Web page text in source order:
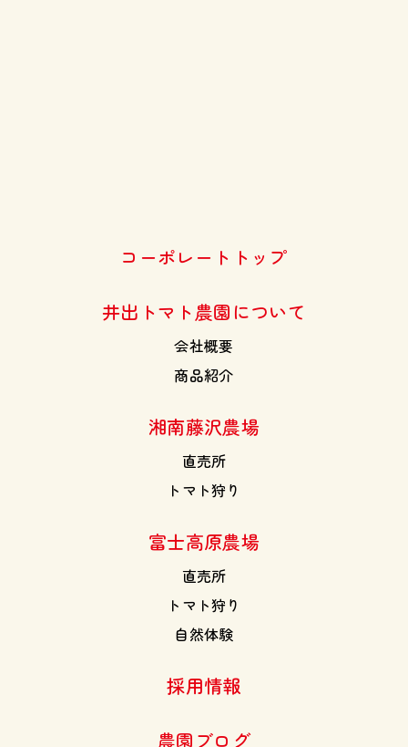
コーポレートトップ
井出トマト農園について
会社概要
商品紹介
湘南藤沢農場
直売所
トマト狩り
富士高原農場
直売所
トマト狩り
自然体験
採用情報
農園ブログ